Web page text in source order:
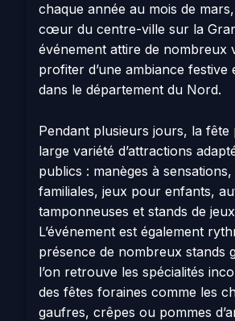
chaque année au mois de
cœur du centre-ville sur la
événement attire de nombreux
profiter d’une ambiance festive
dans le département du Nord.
Pendant plusieurs jours, la fête
large variété d’attractions
publics : manèges à
familiales, jeux pour enfants,
tamponneuses et stands de jeux
L’événement est également
présence de nombreux stands
l’on retrouve les spécialités
des fêtes foraines comme les
gaufres, crêpes ou pommes